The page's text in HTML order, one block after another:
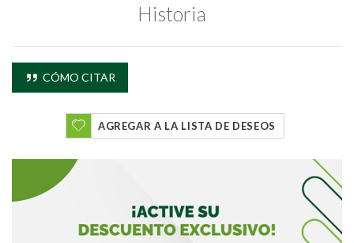
Buscar
Buscar
Historia
CÓMO CITAR
AGREGAR A LA LISTA DE DESEOS